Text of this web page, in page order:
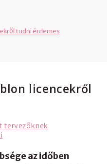
tudni érdemes
licencekről
tervezőknek
az időben